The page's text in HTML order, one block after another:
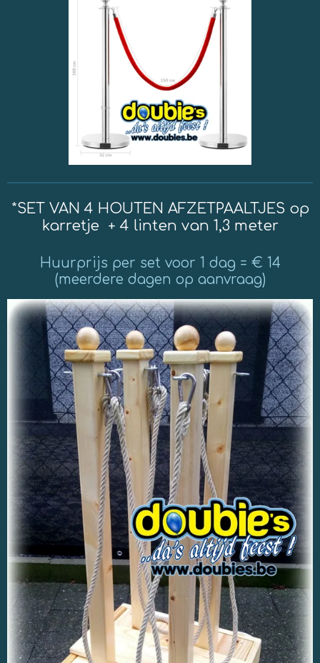
*SET VAN 4 HOUTEN AFZETPAALTJES op
karretje + 4 linten van 1,3 meter
Huurprijs per set voor 1 dag = € 14
(meerdere dagen op aanvraag)